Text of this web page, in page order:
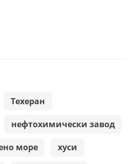
Техеран
нефтохимически завод
море хуси